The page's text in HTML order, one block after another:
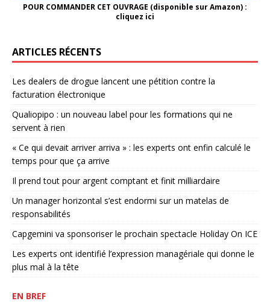
POUR COMMANDER CET OUVRAGE (disponible sur Amazon) :
cliquez ici
ARTICLES RÉCENTS
Les dealers de drogue lancent une pétition contre la
facturation électronique
Qualiopipo : un nouveau label pour les formations qui ne
servent à rien
« Ce qui devait arriver arriva » : les experts ont enfin calculé le
temps pour que ça arrive
Il prend tout pour argent comptant et finit milliardaire
Un manager horizontal s’est endormi sur un matelas de
responsabilités
Capgemini va sponsoriser le prochain spectacle Holiday On ICE
Les experts ont identifié l’expression managériale qui donne le
plus mal à la tête
EN BREF